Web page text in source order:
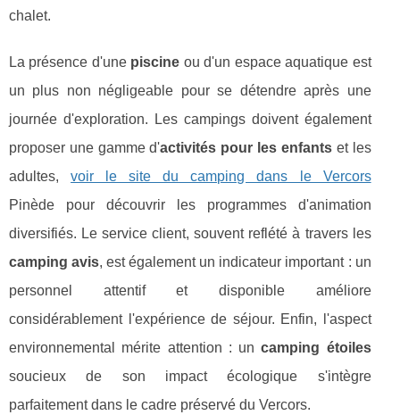
chalet.
La présence d'une piscine ou d'un espace aquatique est
un plus non négligeable pour se détendre après une
journée d'exploration. Les campings doivent également
proposer une gamme d'activités pour les enfantset les
adultes,voir le site du camping dans le Vercors
Pinède pour découvrir les programmes d'animation
diversifiés. Le service client, souvent reflété à travers les
camping avis, est également un indicateur important : un
personnel attentif et disponible améliore
considérablement l'expérience de séjour. Enfin, l'aspect
environnemental mérite attention : uncamping étoiles
soucieux de son impact écologique s'intègre
parfaitement dans le cadre préservé du Vercors.